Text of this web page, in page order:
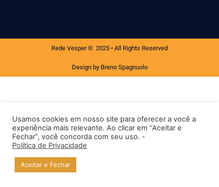
Rede Vesper © 2025 • All Rights Reserved
Design by Breno Spagnuolo
Usamos cookies em nosso site para oferecer a você a
experiência mais relevante. Ao clicar em “Aceitar e
Fechar”, você concorda com seu uso. -
Política de Privacidade
Aceitar e Fechar